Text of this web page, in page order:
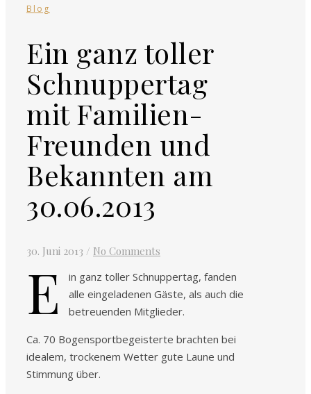
Blog
Ein ganz toller
Schnuppertag
mit Familien-
Freunden und
Bekannten am
30.06.2013
30. Juni 2013 / No Comments
E
in ganz toller Schnuppertag, fanden
alle eingeladenen Gäste, als auch die
betreuenden Mitglieder.
Ca. 70 Bogensportbegeisterte brachten bei
idealem, trockenem Wetter gute Laune und
Stimmung über.